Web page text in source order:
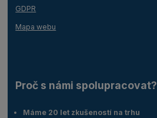
GDPR
Mapa webu
Proč s námi spolupracovat?
Máme 20 let zkušeností na trhu